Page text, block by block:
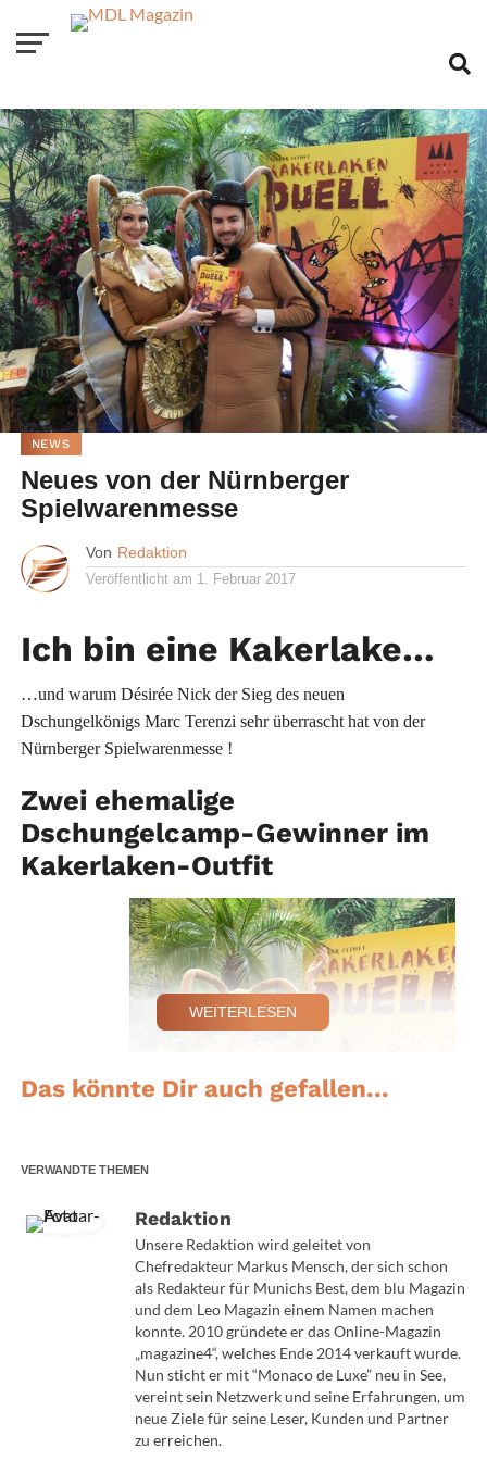
NEWS
Neues von der Nürnberger
Spielwarenmesse
Von Redaktion
Veröffentlicht am 1. Februar 2017
Ich bin eine Kakerlake…
…und warum Désirée Nick der Sieg des neuen
Dschungelkönigs Marc Terenzi sehr überrascht hat von der
Nürnberger Spielwarenmesse !
Zwei ehemalige
Dschungelcamp-Gewinner im
Kakerlaken-Outfit
Desiree Nick
WEITERLESEN
Das könnte Dir auch gefallen...
VERWANDTE THEMEN
Redaktion
Unsere Redaktion wird geleitet von
Chefredakteur Markus Mensch, der sich schon
als Redakteur für Munichs Best, dem blu Magazin
und dem Leo Magazin einem Namen machen
konnte. 2010 gründete er das Online-Magazin
„magazine4“, welches Ende 2014 verkauft wurde.
Nun sticht er mit “Monaco de Luxe” neu in See,
vereint sein Netzwerk und seine Erfahrungen, um
neue Ziele für seine Leser, Kunden und Partner
zu erreichen.